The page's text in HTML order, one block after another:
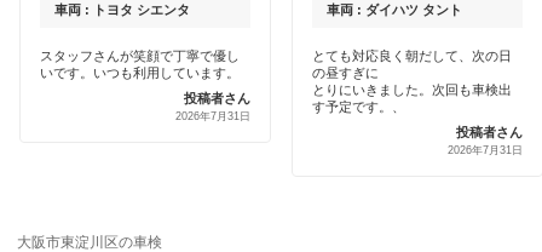
大阪市住吉区
大阪市大正区
輸入車OK
コスモの車検
車検のコバック
出光興産「らくらく安心車検」
車両 : トヨタ シエンタ
スタッフさんが笑顔で丁寧で優し
いです。いつも利用しています。
投稿者さん
2026年7月31日
車両 : ダイハツ タント
とても対応良く朝だして、次の日
の昼すぎに
とりにいきました。次回も車検出
す予定です。、
投稿者さん
2026年7月31日
大阪市東淀川区の車検